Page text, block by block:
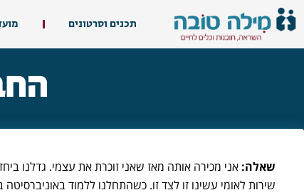
תכנים וסרטונים
שאלה: אני מכירה אותה מאז שאני זוכרת את עצמי. גדלנו
שירות לאומי עשינו זו לצד זו. כשהתחלנו ללמוד